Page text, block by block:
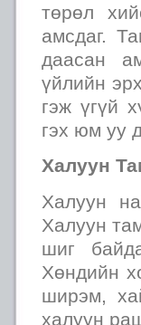
төрөл
амсдаг.
даасан
үйлийн
гэж үгүй
гэх юм уу
Халуун
Халуун
Халуун
шиг
Хөндийн
ширэм,
халуун